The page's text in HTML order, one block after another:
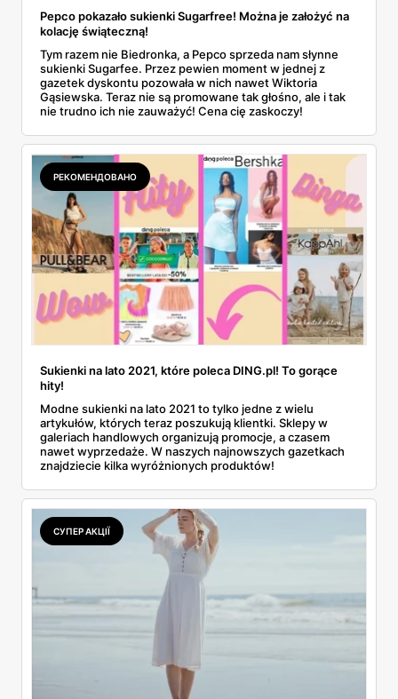
Pepco pokazało sukienki Sugarfree! Można je założyć na
kolację świąteczną!
Tym razem nie Biedronka, a Pepco sprzeda nam słynne
sukienki Sugarfee. Przez pewien moment w jednej z
gazetek dyskontu pozowała w nich nawet Wiktoria
Gąsiewska. Teraz nie są promowane tak głośno, ale i tak
nie trudno ich nie zauważyć! Cena cię zaskoczy!
РЕКОМЕНДОВАНО
Sukienki na lato 2021, które poleca DING.pl! To gorące
hity!
Modne sukienki na lato 2021 to tylko jedne z wielu
artykułów, których teraz poszukują klientki. Sklepy w
galeriach handlowych organizują promocje, a czasem
nawet wyprzedaże. W naszych najnowszych gazetkach
znajdziecie kilka wyróżnionych produktów!
СУПЕР АКЦІЇ